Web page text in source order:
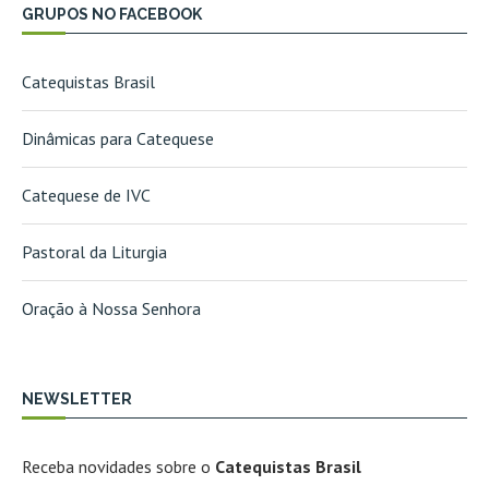
GRUPOS NO FACEBOOK
Catequistas Brasil
Dinâmicas para Catequese
Catequese de IVC
Pastoral da Liturgia
Oração à Nossa Senhora
NEWSLETTER
Receba novidades sobre o Catequistas Brasil